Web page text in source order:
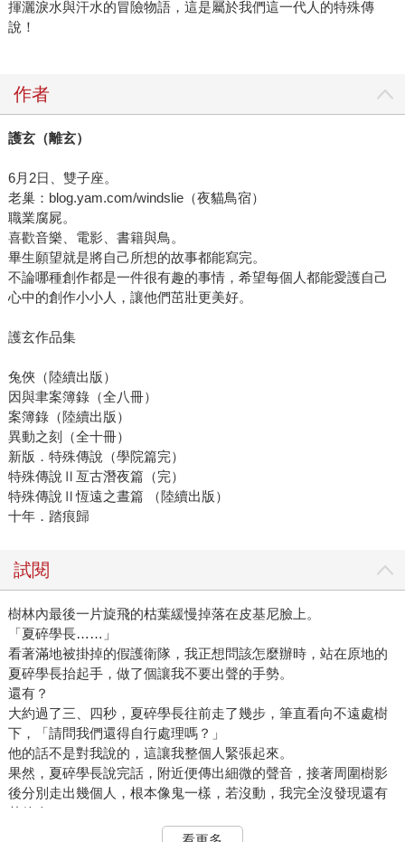
揮灑淚水與汗水的冒險物語，這是屬於我們這一代人的特殊傳
說！
作者
護玄（離玄）
6月2日、雙子座。
老巢：blog.yam.com/windslie（夜貓鳥宿）
職業腐屍。
喜歡音樂、電影、書籍與鳥。
畢生願望就是將自己所想的故事都能寫完。
不論哪種創作都是一件很有趣的事情，希望每個人都能愛護自己
心中的創作小小人，讓他們茁壯更美好。
護玄作品集
兔俠（陸續出版）
因與聿案簿錄（全八冊）
案簿錄（陸續出版）
異動之刻（全十冊）
新版．特殊傳說（學院篇完）
特殊傳說Ⅱ亙古潛夜篇（完）
特殊傳說Ⅱ恆遠之晝篇 （陸續出版）
十年．踏痕歸
試閱
樹林內最後一片旋飛的枯葉緩慢掉落在皮基尼臉上。
「夏碎學長……」
看著滿地被掛掉的假護衛隊，我正想問該怎麼辦時，站在原地的
夏碎學長抬起手，做了個讓我不要出聲的手勢。
還有？
大約過了三、四秒，夏碎學長往前走了幾步，筆直看向不遠處樹
下，「請問我們還得自行處理嗎？」
他的話不是對我說的，這讓我整個人緊張起來。
果然，夏碎學長說完話，附近便傳出細微的聲音，接著周圍樹影
後分別走出幾個人，根本像鬼一樣，若沒動，我完全沒發現還有
其他人！
不過如果真的隨隨便便都被我發現，這世界大概就末日了。